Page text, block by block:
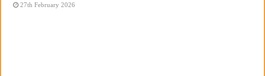
27th February 2026